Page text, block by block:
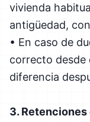
vivienda
antigüedad,
• En caso de
correcto desde
diferencia
3. Retenciones